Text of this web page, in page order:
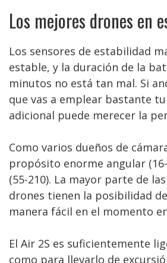
Los mejores drones en
Los sensores de estabilidad
estable, y la duración de la
minutos no está tan mal. Si
que vas a emplear bastante
adicional puede merecer la
Como varios dueños de
propósito enorme angular
(55-210). La mayor parte de
drones tienen la posibilidad
manera fácil en el momento
El Air 2S es suficientemente
como para llevarlo de